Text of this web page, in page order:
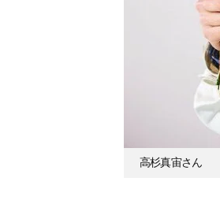
高杉真宙さん